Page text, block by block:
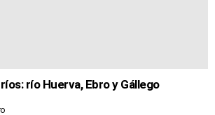
río Huerva, Ebro y Gállego